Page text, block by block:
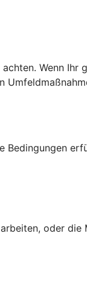
Wenn Ihr
oder